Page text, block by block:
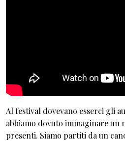
Al festival dovevano esserci gli
abbiamo dovuto immaginare un
presenti. Siamo partiti da un